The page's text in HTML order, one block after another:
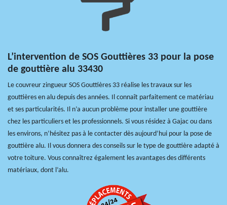
L’intervention de SOS Gouttières 33 pour la pose
de gouttière alu 33430
Le couvreur zingueur SOS Gouttières 33 réalise les travaux sur les
gouttières en alu depuis des années. Il connaît parfaitement ce matériau
et ses particularités. Il n’a aucun problème pour installer une gouttière
chez les particuliers et les professionnels. Si vous résidez à Gajac ou dans
les environs, n’hésitez pas à le contacter dès aujourd’hui pour la pose de
gouttière alu. Il vous donnera des conseils sur le type de gouttière adapté à
votre toiture. Vous connaîtrez également les avantages des différents
matériaux, dont l’alu.